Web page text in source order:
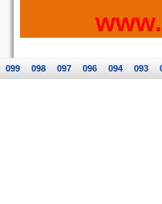
099 098 097 096 094 093